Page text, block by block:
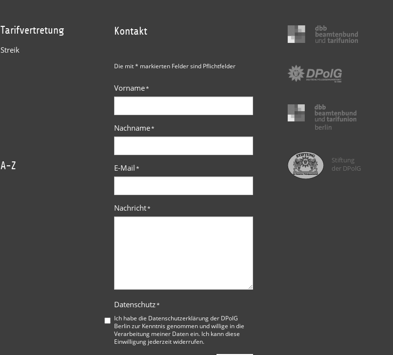
Tarifvertretung
Streik
A-Z
Kontakt
Die mit * markierten Felder sind Pflichtfelder
Vorname*
Nachname*
E-Mail*
Nachricht*
Datenschutz*
Ich habe die Datenschutzerklärung der DPolG
Berlinzur Kenntnis genommen und willige in die
Verarbeitung meiner Daten ein. Ich kann diese
Einwilligung jederzeit widerrufen.
Stiftung
der DPolG